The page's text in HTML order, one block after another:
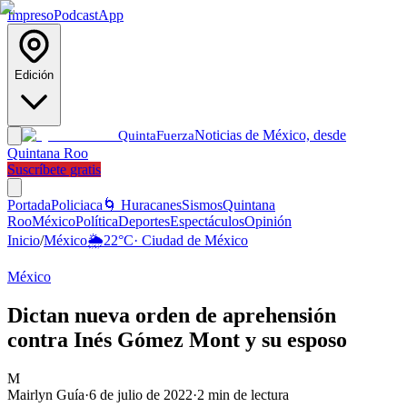
ImpresoPodcastApp
Edición
QuintaFuerzaNoticias de México, desde
Quintana Roo
Suscríbete gratis
PortadaPoliciaca 🌀 HuracanesSismosQuintana
RooMéxicoPolíticaDeportesEspectáculosOpinión
Inicio/México🌦️22°C· Ciudad de México
México
Dictan nueva orden de aprehensión
contra Inés Gómez Mont y su esposo
M
Mairlyn Guía·6 de julio de 2022·2 min de lectura